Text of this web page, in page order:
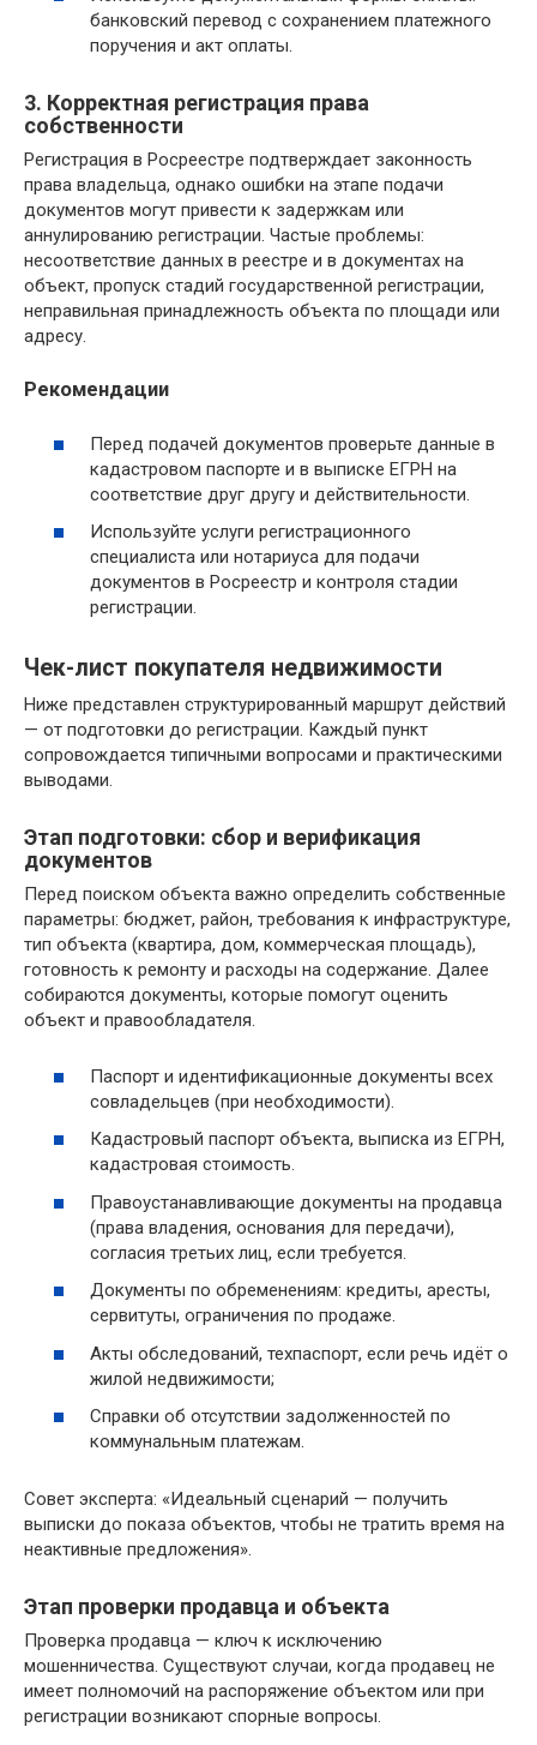
банковский перевод с сохранением платежного
поручения и акт оплаты.
3. Корректная регистрация права
собственности
Регистрация в Росреестре подтверждает законность
права владельца, однако ошибки на этапе подачи
документов могут привести к задержкам или
аннулированию регистрации. Частые проблемы:
несоответствие данных в реестре и в документах на
объект, пропуск стадий государственной регистрации,
неправильная принадлежность объекта по площади или
адресу.
Рекомендации
Перед подачей документов проверьте данные в
кадастровом паспорте и в выписке ЕГРН на
соответствие друг другу и действительности.
Используйте услуги регистрационного
специалиста или нотариуса для подачи
документов в Росреестр и контроля стадии
регистрации.
Чек-лист покупателя недвижимости
Ниже представлен структурированный маршрут действий
— от подготовки до регистрации. Каждый пункт
сопровождается типичными вопросами и практическими
выводами.
Этап подготовки: сбор и верификация
документов
Перед поиском объекта важно определить собственные
параметры: бюджет, район, требования к инфраструктуре,
тип объекта (квартира, дом, коммерческая площадь),
готовность к ремонту и расходы на содержание. Далее
собираются документы, которые помогут оценить
объект и правообладателя.
Паспорт и идентификационные документы всех
совладельцев (при необходимости).
Кадастровый паспорт объекта, выписка из ЕГРН,
кадастровая стоимость.
Правоустанавливающие документы на продавца
(права владения, основания для передачи),
согласия третьих лиц, если требуется.
Документы по обременениям: кредиты, аресты,
сервитуты, ограничения по продаже.
Акты обследований, техпаспорт, если речь идёт о
жилой недвижимости;
Справки об отсутствии задолженностей по
коммунальным платежам.
Совет эксперта: «Идеальный сценарий — получить
выписки до показа объектов, чтобы не тратить время на
неактивные предложения».
Этап проверки продавца и объекта
Проверка продавца — ключ к исключению
мошенничества. Существуют случаи, когда продавец не
имеет полномочий на распоряжение объектом или при
регистрации возникают спорные вопросы.